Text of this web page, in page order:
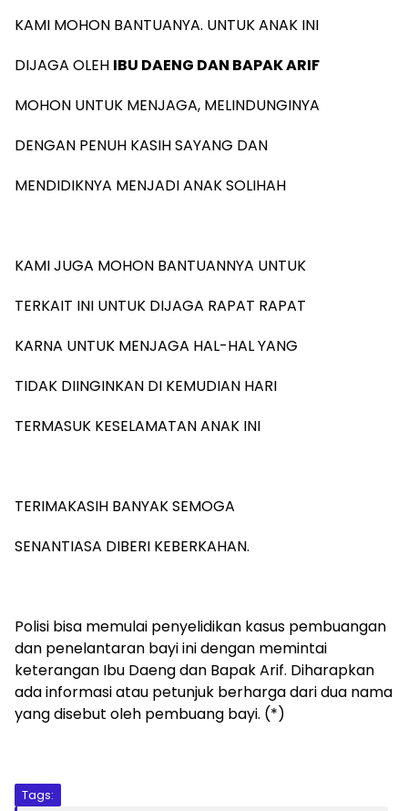
KAMI MOHON BANTUANYA. UNTUK ANAK INI
DIJAGA OLEH IBU DAENG DAN BAPAK ARIF
MOHON UNTUK MENJAGA, MELINDUNGINYA
DENGAN PENUH KASIH SAYANG DAN
MENDIDIKNYA MENJADI ANAK SOLIHAH
KAMI JUGA MOHON BANTUANNYA UNTUK
TERKAIT INI UNTUK DIJAGA RAPAT RAPAT
KARNA UNTUK MENJAGA HAL-HAL YANG
TIDAK DIINGINKAN DI KEMUDIAN HARI
TERMASUK KESELAMATAN ANAK INI
TERIMAKASIH BANYAK SEMOGA
SENANTIASA DIBERI KEBERKAHAN.
Polisi bisa memulai penyelidikan kasus pembuangan
dan penelantaran bayi ini dengan memintai
keterangan Ibu Daeng dan Bapak Arif. Diharapkan
ada informasi atau petunjuk berharga dari dua nama
yang disebut oleh pembuang bayi. (*)
Tags: